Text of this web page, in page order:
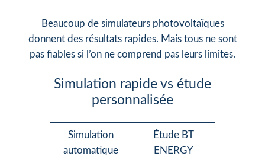
Beaucoup de simulateurs photovoltaïques
donnent des résultats rapides. Mais tous ne sont
pas fiables si l’on ne comprend pas leurs limites.
Simulation rapide vs étude
personnalisée
Simulation
automatique
Étude BT
ENERGY